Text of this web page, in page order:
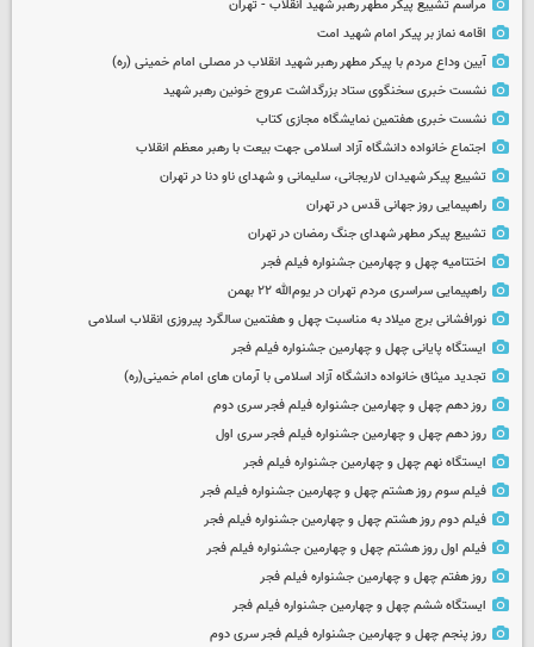
مراسم تشییع پیکر مطهر رهبر شهید انقلاب - تهران
اقامه نماز بر پیکر امام شهید امت
آیین وداع مردم با پیکر مطهر رهبر شهید انقلاب در مصلی امام خمینی (ره)
نشست خبری سخنگوی ستاد بزرگداشت عروج خونین رهبر شهید
نشست خبری هفتمین نمایشگاه مجازی کتاب
اجتماع خانواده دانشگاه آزاد اسلامی جهت بیعت با رهبر معظم انقلاب
تشییع پیکر شهیدان لاریجانی، سلیمانی و شهدای ناو دنا در تهران
راهپیمایی روز جهانی قدس در تهران
تشییع پیکر مطهر شهدای جنگ رمضان در تهران
اختتامیه چهل و چهارمین جشنواره فیلم فجر
راهپیمایی سراسری مردم تهران در یوم‌الله ۲۲ بهمن
نورافشانی برج میلاد به مناسبت چهل‌ و هفتمین سالگرد پیروزی انقلاب اسلامی
ایستگاه پایانی چهل و چهارمین جشنواره فیلم فجر
تجدید میثاق خانواده دانشگاه آزاد اسلامی با آرمان های امام خمینی(ره)
روز دهم چهل و چهارمین جشنواره فیلم فجر سری دوم
روز دهم چهل و چهارمین جشنواره فیلم فجر سری اول
ایستگاه نهم چهل و چهارمین جشنواره فیلم فجر
فیلم سوم روز هشتم چهل و چهارمین جشنواره فیلم فجر
فیلم دوم روز هشتم چهل و چهارمین جشنواره فیلم فجر
فیلم اول روز هشتم چهل و چهارمین جشنواره فیلم فجر
روز هفتم چهل و چهارمین جشنواره فیلم فجر
ایستگاه ششم چهل و چهارمین جشنواره فیلم فجر
روز پنجم چهل و چهارمین جشنواره فیلم فجر سری دوم